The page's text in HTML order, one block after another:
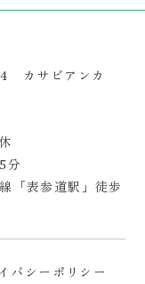
カサビアンカ
分
「表参道駅」徒歩
バシーポリシー